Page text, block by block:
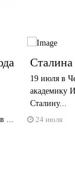
...
Сталина
19 июля в
академику
Сталину...
24 июля